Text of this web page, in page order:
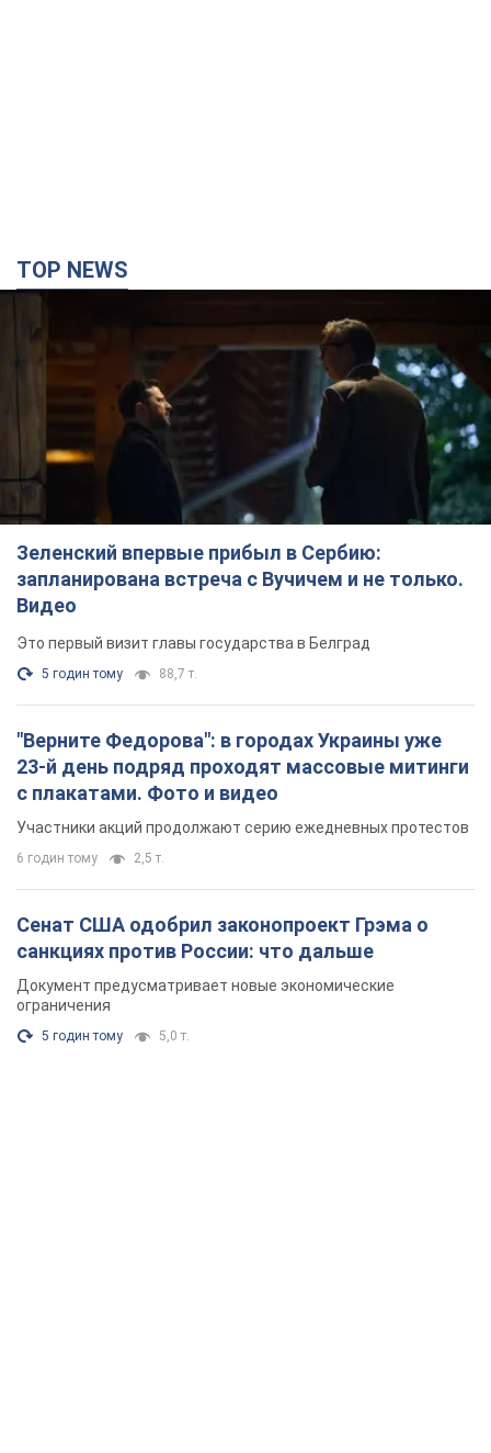
TOP NEWS
Зеленский впервые прибыл в Сербию:
запланирована встреча с Вучичем и не только.
Видео
Это первый визит главы государства в Белград
5 годин тому 88,7 т.
"Верните Федорова": в городах Украины уже
23-й день подряд проходят массовые митинги
с плакатами. Фото и видео
Участники акций продолжают серию ежедневных протестов
6 годин тому 2,5 т.
Сенат США одобрил законопроект Грэма о
санкциях против России: что дальше
Документ предусматривает новые экономические
ограничения
5 годин тому 5,0 т.